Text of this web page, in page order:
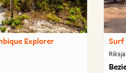
Explorer Surf